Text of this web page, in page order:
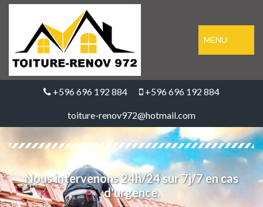
MENU
+596 696 192 884 +596 696 192 884
toiture-renov972@hotmail.com
Nous intervenons 24h/24 sur 7j/7 en cas
d'urgence.